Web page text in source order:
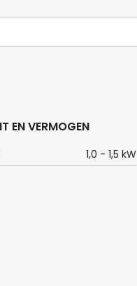
EN VERMOGEN
1,0 - 1,5 kW